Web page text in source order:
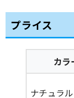
プライス
カラ
ナチュラル